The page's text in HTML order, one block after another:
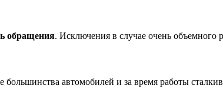
обращения. Исключения в случае очень объемного
большинства автомобилей и за время работы